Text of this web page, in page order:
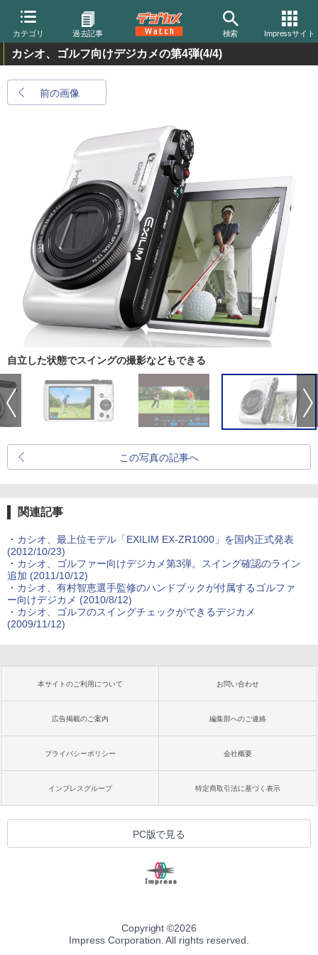
カテゴリ 過去記事 検索 Impressサイト
カシオ、ゴルフ向けデジカメの第4弾(4/4)
前の画像
自立した状態でスイングの撮影などもできる
この写真の記事へ
関連記事
・ カシオ、最上位モデル「EXILIM EX-ZR1000」を国内正式発表
(2012/10/23)
・ カシオ、ゴルファー向けデジカメ第3弾。スイング確認のライン
追加 (2011/10/12)
・ カシオ、有村智恵選手監修のハンドブックが付属するゴルファ
ー向けデジカメ (2010/8/12)
・ カシオ、ゴルフのスイングチェックができるデジカメ
(2009/11/12)
本サイトのご利用について お問い合わせ
広告掲載のご案内 編集部へのご連絡
プライバシーポリシー 会社概要
インプレスグループ 特定商取引法に基づく表示
PC版で見る
Copyright ©2026
Impress Corporation. All rights reserved.